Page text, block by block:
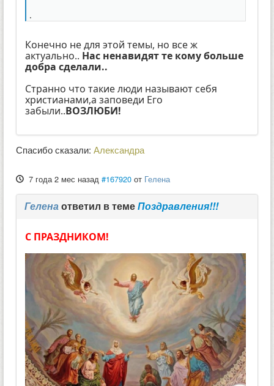
.
Конечно не для этой темы, но все ж
актуально.. Нас ненавидят те кому больше
добра сделали..
Странно что такие люди называют себя
христианами,а заповеди Его
забыли..ВОЗЛЮБИ!
Спасибо сказали: Александра
7 года 2 мес назад #167920 от Гелена
Геленаответил в темеПоздравления!!!
С ПРАЗДНИКОМ!